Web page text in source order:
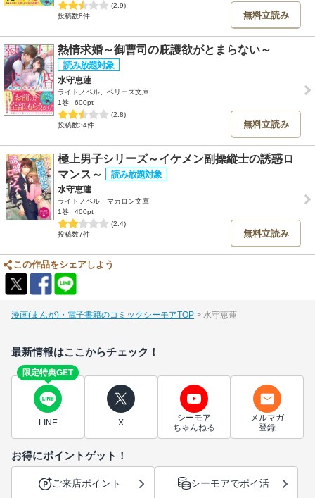
(2.9)
投稿数8件
無料立読み
熱情求婚～御曹司の庇護欲がとまらない～
水守恵蓮
ライトノベル、ベリーズ文庫
1巻
600pt
(2.8)
投稿数34件
無料立読み
極上男子シリーズ～イケメン副操縦士の誘惑ロ
マンス～
水守恵蓮
ライトノベル、マカロン文庫
1巻
400pt
(2.4)
投稿数7件
無料立読み
この作品をシェアしよう
漫画(まんが)・電子書籍のコミックシーモアTOP 水守恵蓮
最新情報はここからチェック！
限定特典GET
LINE X
シーモア
ちゃんねる
メルマガ
登録
お得にポイントゲット！
ご来店ポイント シーモアでポイ活